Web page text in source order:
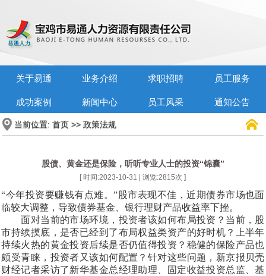
关于易通 业务介绍 求职招聘 员工服务
成功案例 新闻中心 员工风采 通知公告
当前位置: 首页 >>政策法规
股债、黄金还是保险，听听专业人士的投资“锦囊”
[ 时间:2023-10-31 | 浏览:2815次 ]
“今年投资要赚钱有点难。”股市表现不佳，近期债券市场也面
临较大调整，导致债券基金、银行理财产品收益率下挫。
面对当前的市场环境，投资者该如何布局投资？当前，股
市持续摸底，是否已经到了布局权益类资产的好时机？上半年
持续火热的黄金投资后续是否仍值得投资？稳健的保险产品也
颇受青睐，投资者又该如何配置？针对这些问题，新京报贝壳
财经记者采访了新华基金总经理助理、固定收益投资总监、基